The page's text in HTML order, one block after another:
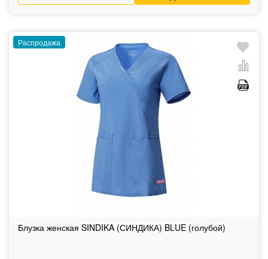
Распродажа
Блузка женская SINDIKA (СИНДИКА) BLUE (голубой)